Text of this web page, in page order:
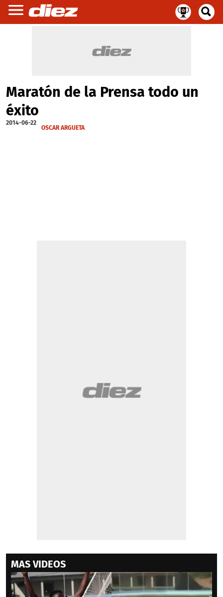
Maratón de la Prensa todo un
éxito
2014-06-22
OSCAR ARGUETA
MAS VIDEOS